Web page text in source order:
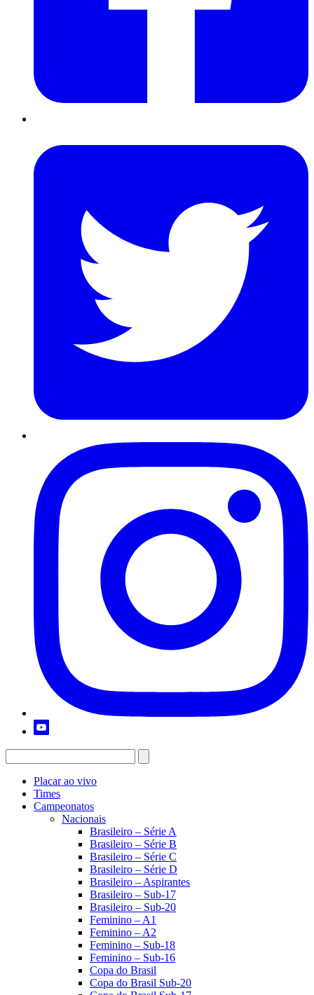
Placar ao vivo
Times
Campeonatos
Nacionais
Brasileiro – Série A
Brasileiro – Série B
Brasileiro – Série C
Brasileiro – Série D
Brasileiro – Aspirantes
Brasileiro – Sub-17
Brasileiro – Sub-20
Feminino – A1
Feminino – A2
Feminino – Sub-18
Feminino – Sub-16
Copa do Brasil
Copa do Brasil Sub-20